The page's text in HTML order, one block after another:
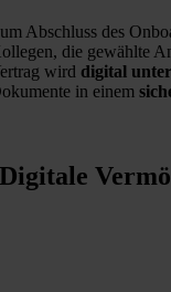
Abschluss des
die gewählte
wird digital
in einem
Digitale